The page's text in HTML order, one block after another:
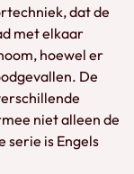
dat de
met elkaar
hoewel er
De
niet alleen de
serie is Engels